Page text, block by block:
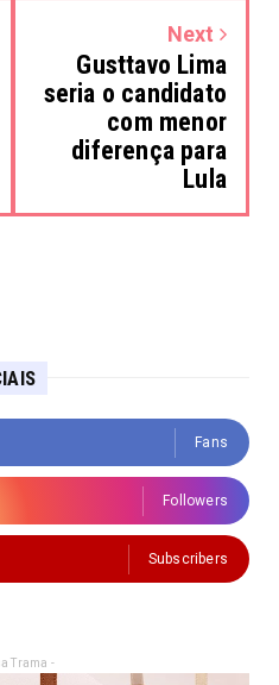
Next
Gusttavo Lima
seria o candidato
com menor
diferença para
Lula
Fans
Followers
Subscribers
Trama -